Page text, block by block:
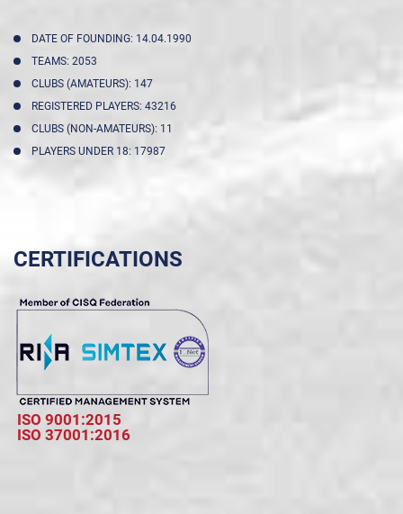
DATE OF FOUNDING: 14.04.1990
TEAMS: 2053
CLUBS (AMATEURS): 147
REGISTERED PLAYERS: 43216
CLUBS (NON-AMATEURS): 11
PLAYERS UNDER 18: 17987
CERTIFICATIONS
ISO 9001:2015
ISO 37001:2016